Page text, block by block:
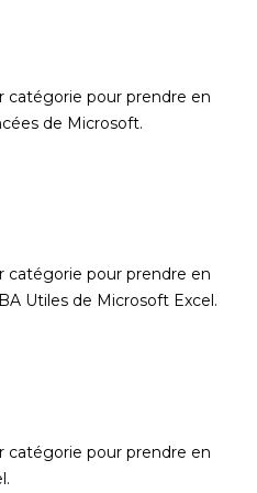
catégorie pour prendre en
de Microsoft.
catégorie pour prendre en
Utiles de Microsoft Excel.
catégorie pour prendre en